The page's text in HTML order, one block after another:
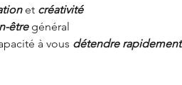
et créativité
être général
à vous détendre rapidement